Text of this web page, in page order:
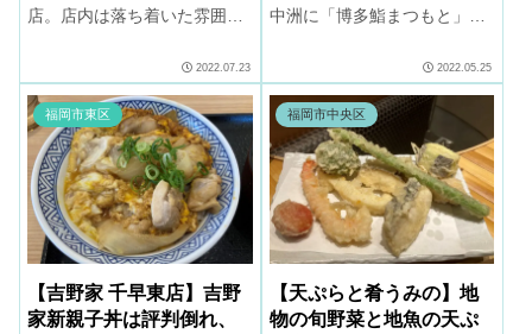
店。店内は落ち着いた雰囲気
め。コンセント完備。定食の
ご飯が今一つなのが残念。
2022.07.23
中洲に「博多鮨まつもと」を
ース＞のみ。江戸前握り（か
んぴょう巻）を是非ご賞味く
ださい。
2022.05.25
福岡市東区
【吉野家 千早東店】吉野
家新親子丼は評判倒れ、
福岡市中央区
【天ぷらと肴うみの】地
物の旬野菜と地魚の天ぷ